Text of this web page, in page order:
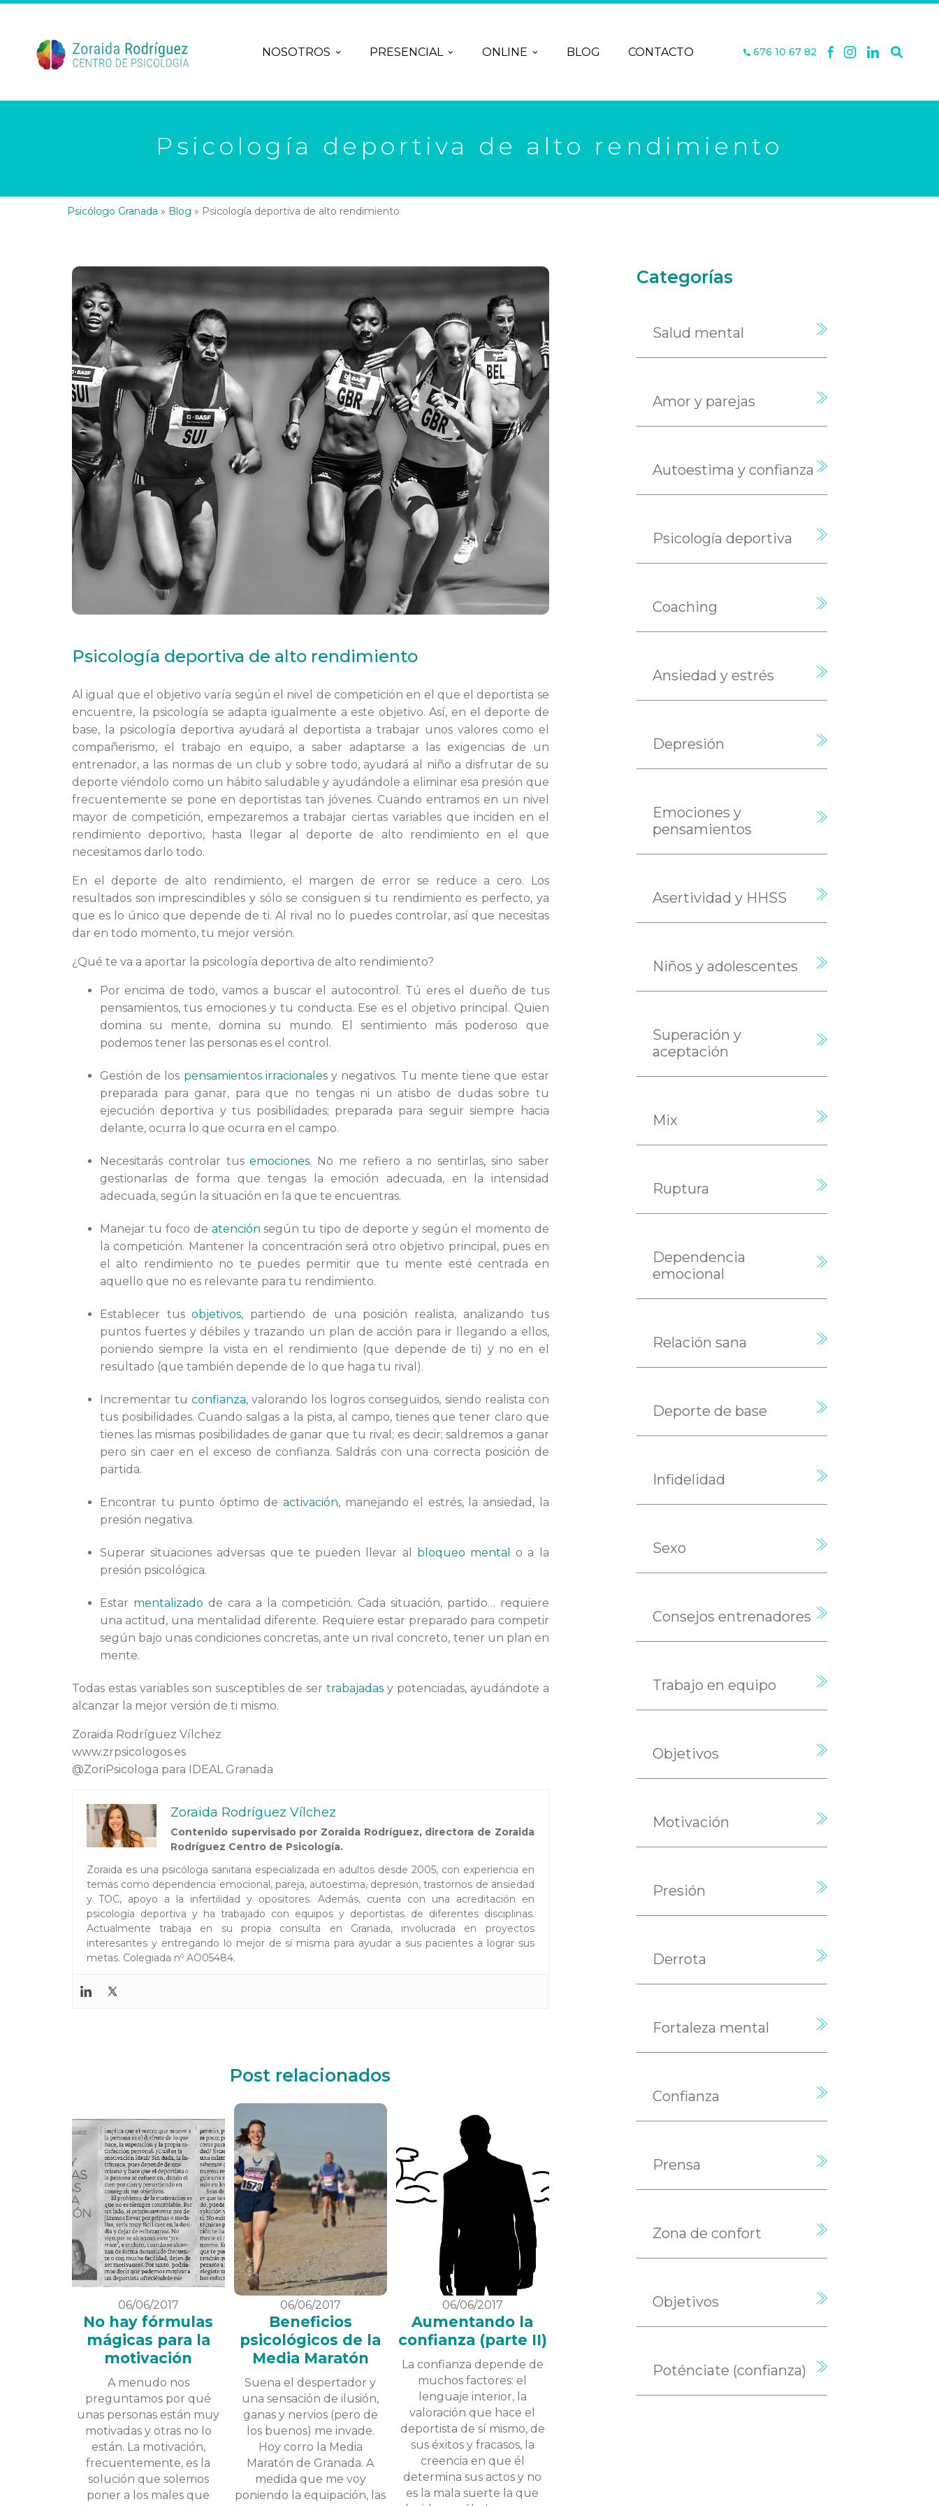
NOSOTROS PRESENCIAL ONLINE BLOG CONTACTO 676 10 67 82
Psicología deportiva de alto rendimiento
Psicólogo Granada » Blog » Psicología deportiva de alto rendimiento
Psicología deportiva de alto rendimiento
Al igual que el objetivo varía según el nivel de competición en el que el deportista se
encuentre, la psicología se adapta igualmente a este objetivo. Así, en el deporte de
base, la psicología deportiva ayudará al deportista a trabajar unos valores como el
compañerismo, el trabajo en equipo, a saber adaptarse a las exigencias de un
entrenador, a las normas de un club y sobre todo, ayudará al niño a disfrutar de su
deporte viéndolo como un hábito saludable y ayudándole a eliminar esa presión que
frecuentemente se pone en deportistas tan jóvenes. Cuando entramos en un nivel
mayor de competición, empezaremos a trabajar ciertas variables que inciden en el
rendimiento deportivo, hasta llegar al deporte de alto rendimiento en el que
necesitamos darlo todo.
En el deporte de alto rendimiento, el margen de error se reduce a cero. Los
resultados son imprescindibles y sólo se consiguen si tu rendimiento es perfecto, ya
que es lo único que depende de ti. Al rival no lo puedes controlar, así que necesitas
dar en todo momento, tu mejor versión.
¿Qué te va a aportar la psicología deportiva de alto rendimiento?
Por encima de todo, vamos a buscar el autocontrol. Tú eres el dueño de tus
pensamientos, tus emociones y tu conducta. Ese es el objetivo principal. Quien
domina su mente, domina su mundo. El sentimiento más poderoso que
podemos tener las personas es el control.
Gestión de los pensamientos irracionalesy negativos. Tu mente tiene que estar
preparada para ganar, para que no tengas ni un atisbo de dudas sobre tu
ejecución deportiva y tus posibilidades; preparada para seguir siempre hacia
delante, ocurra lo que ocurra en el campo.
Necesitarás controlar tusemociones. No me refiero a no sentirlas, sino saber
gestionarlas de forma que tengas la emoción adecuada, en la intensidad
adecuada, según la situación en la que te encuentras.
Manejar tu foco de atención según tu tipo de deporte y según el momento de
la competición. Mantener la concentración será otro objetivo principal, pues en
el alto rendimiento no te puedes permitir que tu mente esté centrada en
aquello que no es relevante para tu rendimiento.
Establecer tusobjetivos, partiendo de una posición realista, analizando tus
puntos fuertes y débiles y trazando un plan de acción para ir llegando a ellos,
poniendo siempre la vista en el rendimiento (que depende de ti) y no en el
resultado (que también depende de lo que haga tu rival).
Incrementar tuconfianza, valorando los logros conseguidos, siendo realista con
tus posibilidades. Cuando salgas a la pista, al campo, tienes que tener claro que
tienes las mismas posibilidades de ganar que tu rival; es decir; saldremos a ganar
pero sin caer en el exceso de confianza. Saldrás con una correcta posición de
partida.
Encontrar tu punto óptimo deactivación, manejando el estrés, la ansiedad, la
presión negativa.
Superar situaciones adversas que te pueden llevar al bloqueo mental
o a la
presión psicológica.
Estar mentalizado de cara a la competición. Cada situación, partido… requiere
una actitud, una mentalidad diferente. Requiere estar preparado para competir
según bajo unas condiciones concretas, ante un rival concreto, tener un plan en
mente.
Todas estas variables son susceptibles de ser trabajadasy potenciadas, ayudándote a
alcanzar la mejor versión de ti mismo.
Zoraida Rodríguez Vílchez
www.zrpsicologos.es
@ZoriPsicologa para IDEAL Granada
Zoraida Rodríguez Vílchez
Contenido supervisado por Zoraida Rodríguez, directora de Zoraida
Rodríguez Centro de Psicología.
Zoraida es una psicóloga sanitaria especializada en adultos desde 2005, con experiencia en
temas como dependencia emocional, pareja, autoestima, depresión, trastornos de ansiedad
y TOC, apoyo a la infertilidad y opositores. Además, cuenta con una acreditación en
psicología deportiva y ha trabajado con equipos y deportistas de diferentes disciplinas.
Actualmente trabaja en su propia consulta en Granada, involucrada en proyectos
interesantes y entregando lo mejor de sí misma para ayudar a sus pacientes a lograr sus
metas. Colegiada nº AO05484.
Post relacionados
06/06/2017
No hay fórmulas
mágicas para la
motivación
A menudo nos
preguntamos por qué
unas personas están muy
motivadas y otras no lo
están. La motivación,
frecuentemente, es la
solución que solemos
poner a los males que
06/06/2017
Beneficios
psicológicos de la
Media Maratón
Suena el despertador y
una sensación de ilusión,
ganas y nervios (pero de
los buenos) me invade.
Hoy corro la Media
Maratón de Granada. A
medida que me voy
poniendo la equipación, las
06/06/2017
Aumentando la
confianza (parte II)
La confianza depende de
muchos factores: el
lenguaje interior, la
valoración que hace el
deportista de sí mismo, de
sus éxitos y fracasos, la
creencia en que él
determina sus actos y no
es la mala suerte la que
Categorías
Salud mental
Amor y parejas
Autoestima y confianza
Psicología deportiva
Coaching
Ansiedad y estrés
Depresión
Emociones y
pensamientos
Asertividad y HHSS
Niños y adolescentes
Superación y
aceptación
Mix
Ruptura
Dependencia
emocional
Relación sana
Deporte de base
Infidelidad
Sexo
Consejos entrenadores
Trabajo en equipo
Objetivos
Motivación
Presión
Derrota
Fortaleza mental
Confianza
Prensa
Zona de confort
Objetivos
Poténciate (confianza)